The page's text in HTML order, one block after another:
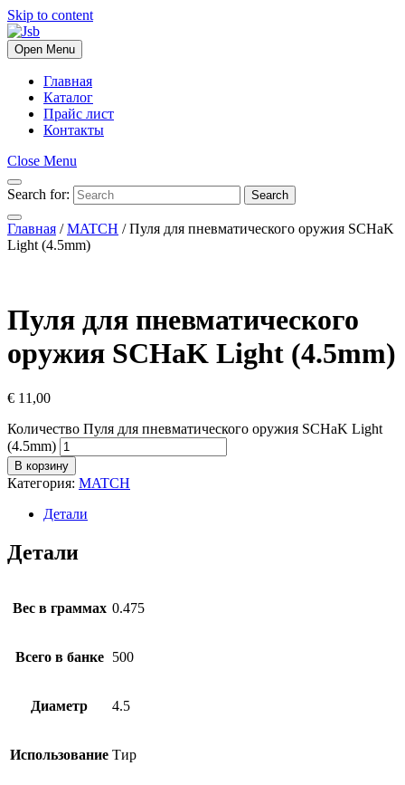
Skip to content
Open Menu
Главная
Каталог
Прайс лист
Контакты
Close Menu
Search for: Search
Главная /MATCH / Пуля для пневматического оружия SCHaK
Light (4.5mm)
Пуля для пневматического
оружия SCHaK Light (4.5mm)
€ 11,00
Количество Пуля для пневматического оружия SCHaK Light
(4.5mm)
В корзину
Категория: MATCH
Детали
Детали
Вес в граммах 0.475
Всего в банке 500
Диаметр 4.5
Использование Тир